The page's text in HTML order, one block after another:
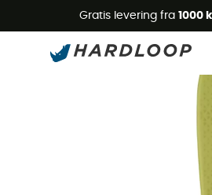
Gratis levering fra 1000